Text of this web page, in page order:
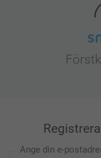
Ange din e-